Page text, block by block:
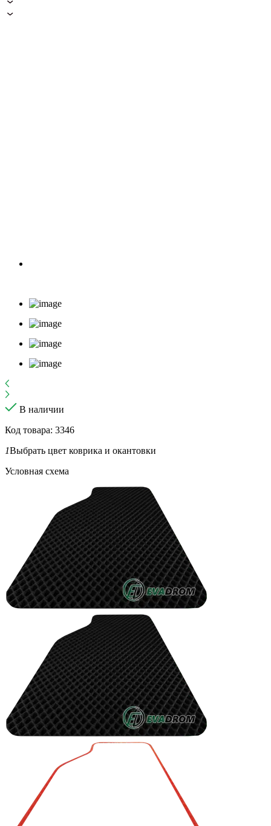
В наличии
Код товара: 3346
1Выбрать цвет коврика и окантовки
Условная схема